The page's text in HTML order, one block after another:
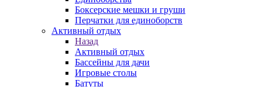
Боксерские мешки и груши
Перчатки для единоборств
Активный отдых
Назад
Активный отдых
Бассейны для дачи
Игровые столы
Батуты